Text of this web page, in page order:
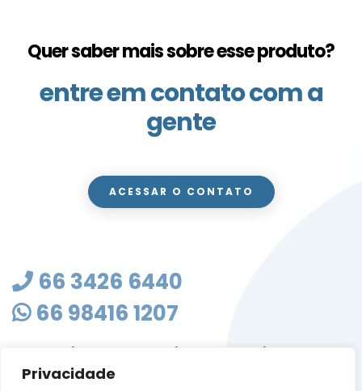
Privacidade
Quer saber mais sobre esse produto?
entre em contato com a
gente
ACESSAR O CONTATO
66 3426 6440
66 98416 1207
masterclean@mastercleanmt.com.br
Rua Sete de Setembro, 103 - Vila Birigui